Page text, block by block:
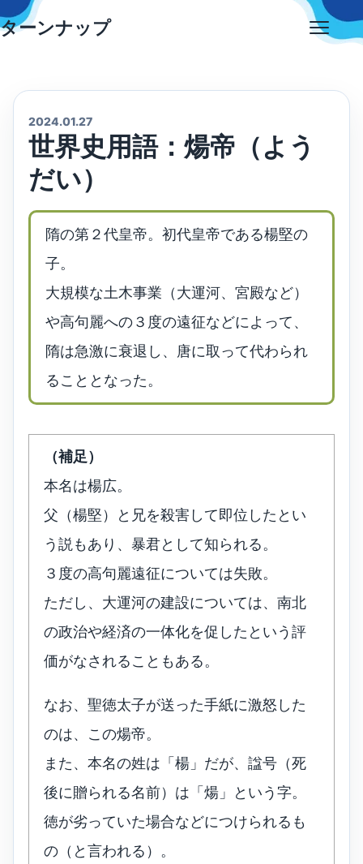
Skip
to
ターンナップ
2024.01.27
世界史用語：煬帝（よう
だい）
隋の第２代皇帝。初代皇帝である楊堅の
子。
大規模な土木事業（大運河、宮殿など）
や高句麗への３度の遠征などによって、
隋は急激に衰退し、唐に取って代わられ
ることとなった。
（補足）
本名は楊広。
父（楊堅）と兄を殺害して即位したとい
う説もあり、暴君として知られる。
３度の高句麗遠征については失敗。
ただし、大運河の建設については、南北
の政治や経済の一体化を促したという評
価がなされることもある。
なお、聖徳太子が送った手紙に激怒した
のは、この煬帝。
また、本名の姓は「楊」だが、諡号（死
後に贈られる名前）は「煬」という字。
徳が劣っていた場合などにつけられるも
の（と言われる）。